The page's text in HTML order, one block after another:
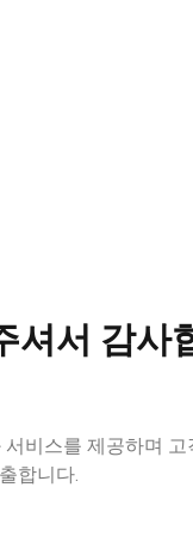
셔서 감사
비스를 제공하며 고
합니다.